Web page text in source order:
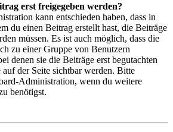
erst freigegeben werden?
kann entschieden haben, dass in
du einen Beitrag erstellt hast, die Beiträge
müssen. Es ist auch möglich, dass die
zu einer Gruppe von Benutzern
denen sie die Beiträge erst begutachten
auf der Seite sichtbar werden. Bitte
Administration, wenn du weitere
benötigst.